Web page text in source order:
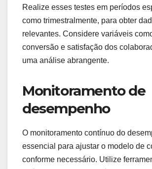
implementar
de comissão?
Implementar modelos de comissão
o modelo atenda às metas de
motivação da equipe.
Testes A/B
Os testes A/B são fundamentais para